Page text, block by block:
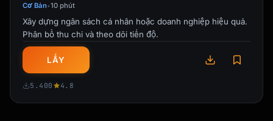
| Bonds | X% | X% |
| Cash | X% | X% |
Rule of thumb: 110 - age = stock allocation %
## Milestones & Checkpoints
Cơ Bản•10 phút
Xây dựng ngân sách cá nhân hoặc doanh nghiệp hiệu quả.
Phân bổ thu chi và theo dõi tiến độ.
LẤY
5.400 4.8